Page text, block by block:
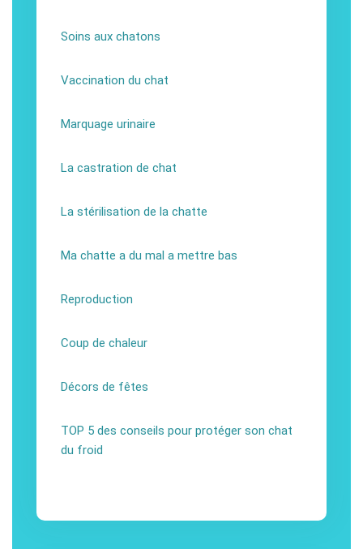
Soins aux chatons
Vaccination du chat
Marquage urinaire
La castration de chat
La stérilisation de la chatte
Ma chatte a du mal a mettre bas
Reproduction
Coup de chaleur
Décors de fêtes
TOP 5 des conseils pour protéger son chat
du froid